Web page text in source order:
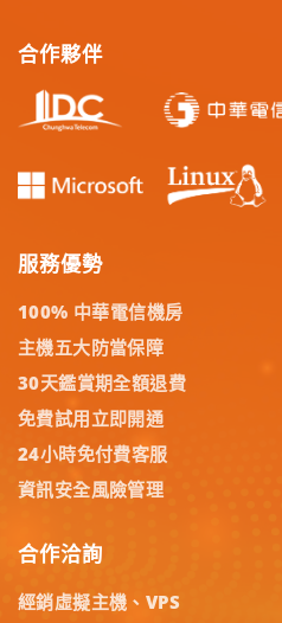
合作夥伴
服務優勢
100% 中華電信機房
主機五大防當保障
30天鑑賞期全額退費
免費試用立即開通
24小時免付費客服
資訊安全風險管理
合作洽詢
經銷虛擬主機、VPS